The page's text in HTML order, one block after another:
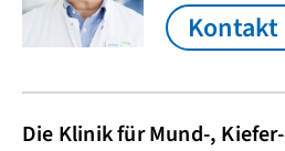
Kontakt
Die Klinik für Mund-,